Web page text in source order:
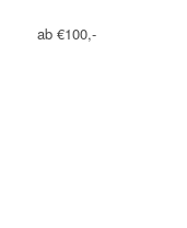
ab €100,-